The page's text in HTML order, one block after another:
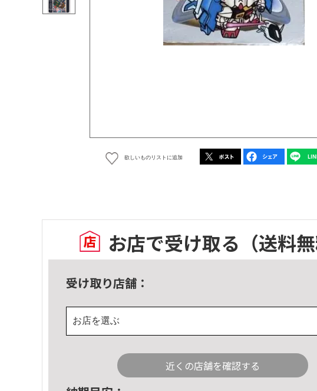
欲しいものリストに追加
お店で受け取る （送料無
受け取り店舗：
お店を選ぶ
近くの店舗を確認する